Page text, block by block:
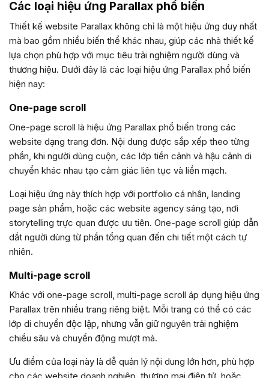
Các loại hiệu ứng Parallax phổ biến
Thiết kế website Parallax không chỉ là một hiệu ứng duy nhất
mà bao gồm nhiều biến thể khác nhau, giúp các nhà thiết kế
lựa chọn phù hợp với mục tiêu trải nghiệm người dùng và
thương hiệu. Dưới đây là các loại hiệu ứng Parallax phổ biến
hiện nay:
One-page scroll
One-page scroll là hiệu ứng Parallax phổ biến trong các
website dạng trang đơn. Nội dung được sắp xếp theo từng
phần, khi người dùng cuộn, các lớp tiền cảnh và hậu cảnh di
chuyển khác nhau tạo cảm giác liên tục và liền mạch.
Loại hiệu ứng này thích hợp với portfolio cá nhân, landing
page sản phẩm, hoặc các website agency sáng tạo, nơi
storytelling trực quan được ưu tiên. One-page scroll giúp dẫn
dắt người dùng từ phần tổng quan đến chi tiết một cách tự
nhiên.
Multi-page scroll
Khác với one-page scroll, multi-page scroll áp dụng hiệu ứng
Parallax trên nhiều trang riêng biệt. Mỗi trang có thể có các
lớp di chuyển độc lập, nhưng vẫn giữ nguyên trải nghiệm
chiều sâu và chuyển động mượt mà.
Ưu điểm của loại này là dễ quản lý nội dung lớn hơn, phù hợp